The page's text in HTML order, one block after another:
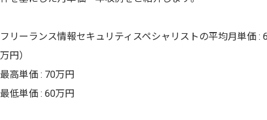
フリーランス情報セキュリティスペシャリストの平均月単価
万円）
最高単価 : 70万円
最低単価 : 60万円